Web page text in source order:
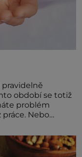
pravidelně
období se totiž
problém
Nebo
s věkem jako
Cvičte